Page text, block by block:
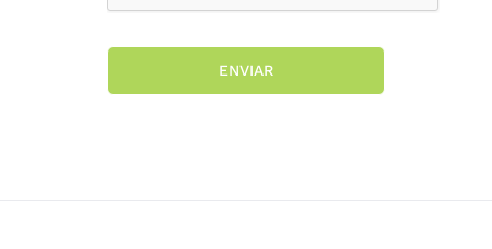
ENVIAR